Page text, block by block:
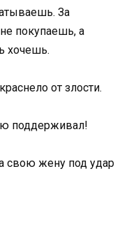
За
покупаешь, а
хочешь.
от злости.
поддерживал!
жену под удар